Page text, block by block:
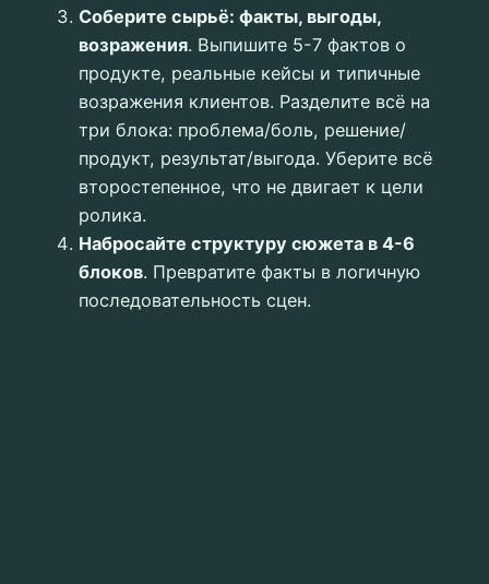
Соберите сырьё: факты, выгоды,
возражения. Выпишите 5-7 фактов о
продукте, реальные кейсы и типичные
возражения клиентов. Разделите всё на
три блока: проблема/боль, решение/
продукт, результат/выгода. Уберите всё
второстепенное, что не двигает к цели
ролика.
Набросайте структуру сюжета в 4-6
блоков. Превратите факты в логичную
последовательность сцен.